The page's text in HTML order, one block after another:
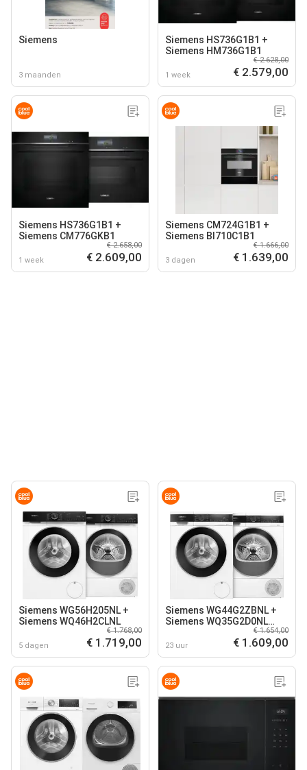
Siemens
3 maanden
Siemens HS736G1B1 +
Siemens HM736G1B1
1 week
€ 2.628,00
€ 2.579,00
Siemens HS736G1B1 +
Siemens CM776GKB1
1 week
€ 2.658,00
€ 2.609,00
Siemens CM724G1B1 +
Siemens BI710C1B1
3 dagen
€ 1.666,00
€ 1.639,00
Siemens WG56H205NL +
Siemens WQ46H2CLNL
5 dagen
€ 1.768,00
€ 1.719,00
Siemens WG44G2ZBNL +
Siemens WQ35G2D0NL
23 uur
€ 1.654,00
€ 1.609,00